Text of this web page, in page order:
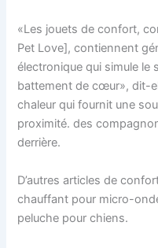
«Les jouets de confort,
Pet Love], contiennent
électronique qui simule le
battement de cœur», dit-
chaleur qui fournit une
proximité. des
derrière.
D’autres articles de
chauffant pour micro-
peluche pour chiens.